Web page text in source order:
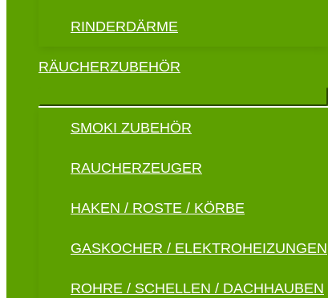
RINDERDÄRME
RÄUCHERZUBEHÖR
SMOKI ZUBEHÖR
RAUCHERZEUGER
HAKEN / ROSTE / KÖRBE
GASKOCHER / ELEKTROHEIZUNGEN
ROHRE / SCHELLEN / DACHHAUBEN